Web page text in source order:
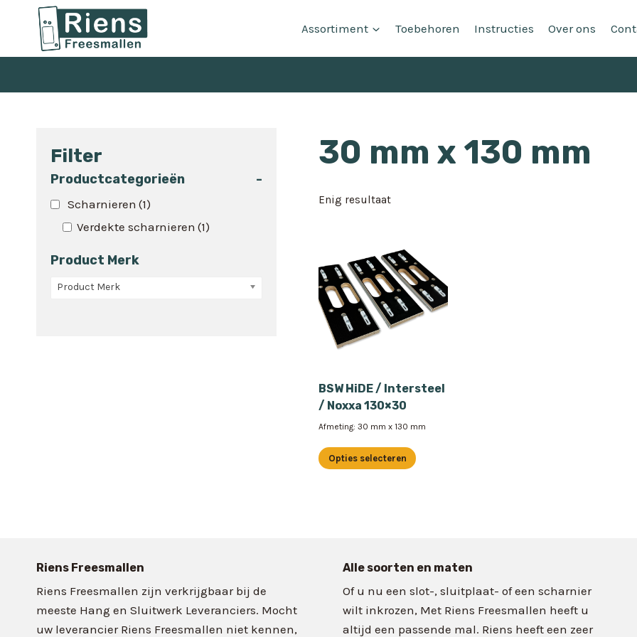
Doorgaan
Assortiment Toebehoren Instructies Over ons
30 mm x 130 mm
Enig resultaat
BSW HiDE / Intersteel
/ Noxxa 130×30
Afmeting: 30 mm x 130 mm
Opties selecteren
Deze
Filter
Productcategorieën -
Scharnieren (1)
Verdekte scharnieren (1)
Product Merk
Product Merk
Riens Freesmallen
Riens Freesmallen zijn verkrijgbaar bij de
meeste Hang en Sluitwerk Leveranciers. Mocht
uw leverancier Riens Freesmallen niet kennen,
Alle soorten en maten
Of u nu een slot-, sluitplaat- of een scharnier
wilt inkrozen, Met Riens Freesmallen heeft u
altijd een passende mal. Riens heeft een zeer